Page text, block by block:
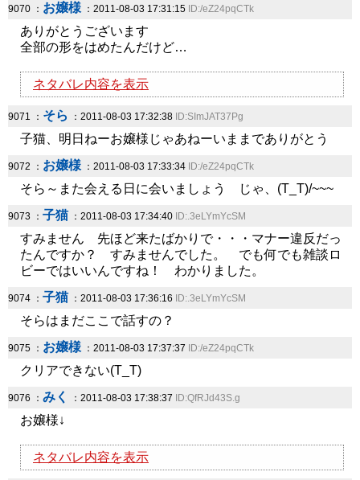
9070 ： お嬢様：2011-08-03 17:31:15 ID:/eZ24pqCTk
ありがとうございます
全部の形をはめたんだけど…
ネタバレ内容を表示
9071 ： そら ：2011-08-03 17:32:38 ID:SImJAT37Pg
子猫、明日ねーお嬢様じゃあねーいままでありがとう
9072 ： お嬢様：2011-08-03 17:33:34 ID:/eZ24pqCTk
そら～また会える日に会いましょう じゃ、(T_T)/~~~
9073 ： 子猫 ：2011-08-03 17:34:40 ID:.3eLYmYcSM
すみません 先ほど来たばかりで・・・マナー違反だっ
たんですか？ すみませんでした。 でも何でも雑談ロ
ビーではいいんですね！ わかりました。
9074 ： 子猫 ：2011-08-03 17:36:16 ID:.3eLYmYcSM
そらはまだここで話すの？
9075 ： お嬢様：2011-08-03 17:37:37 ID:/eZ24pqCTk
クリアできない(T_T)
9076 ： みく ：2011-08-03 17:38:37 ID:QfRJd43S.g
お嬢様↓
ネタバレ内容を表示